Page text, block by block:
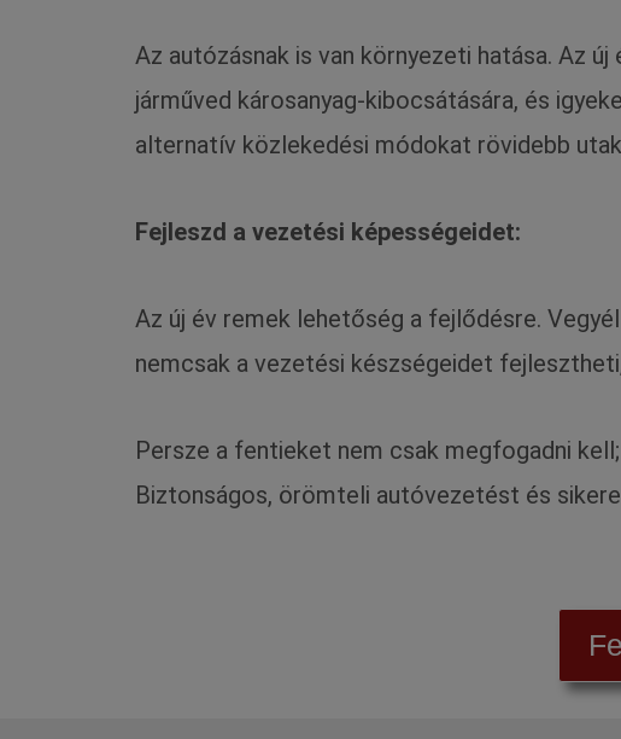
Az autózásnak is van környezeti hatása. Az
járműved károsanyag-kibocsátására, és
alternatív közlekedési módokat rövidebb
Fejleszd a vezetési képességeidet:
Az új év remek lehetőség a fejlődésre.
nemcsak a vezetési készségeidet
Persze a fentieket nem csak megfogadni
Biztonságos, örömteli autóvezetést és